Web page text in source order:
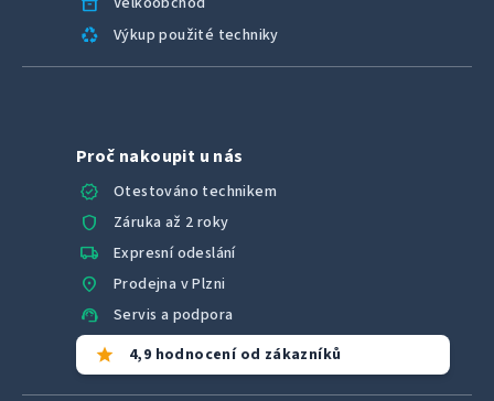
recycling Výkup použité techniky
Proč nakoupit u nás
verified
Otestováno technikem
shield Záruka až 2 roky
local_shipping Expresní odeslání
location_on Prodejna v Plzni
support_agent Servis a podpora
star 4,9 hodnocení od zákazníků